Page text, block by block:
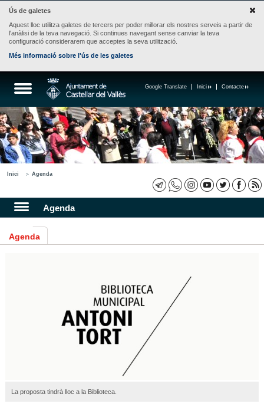
Ús de galetes
Aquest lloc utilitza galetes de tercers per poder millorar els nostres serveis a partir de
l'anàlisi de la teva navegació. Si continues navegant sense canviar la teva
configuració considerarem que acceptes la seva utilització.
Més informació sobre l'ús de les galetes
Contacte
Inici
Google Translate
Inici Agenda
Agenda
Agenda
La proposta tindrà lloc a la Biblioteca.